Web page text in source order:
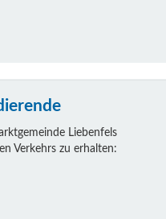
Liebenfels
Verkehrs zu erhalten: